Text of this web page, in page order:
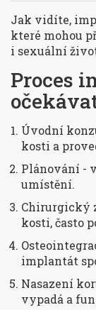
Jak vidíte,
které mohou
i sexuální
Proces
Úvodní
kosti a
Plánování -
umístění.
Chirurgický
kosti, často
implantát
Nasazení
vypadá a